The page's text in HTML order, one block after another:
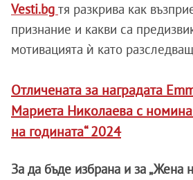
Vesti.bg тя разкрива как
признание и какви са
мотивацията ѝ като
Отличената за наградата
Мариета Николаева с
на годината“ 2024
За да бъде избрана и за „Жена